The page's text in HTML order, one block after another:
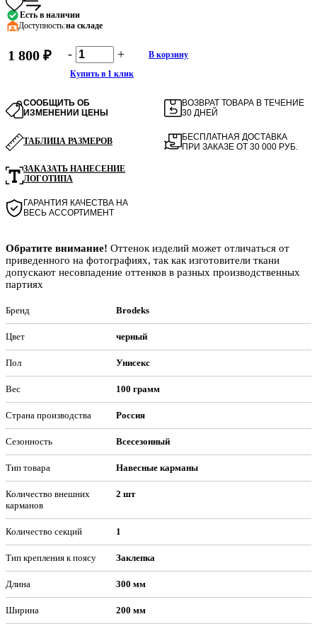
Есть в наличии
Доступность:на складе
1 800 ₽ - +
В корзину
Купить в 1 клик
СООБЩИТЬ ОБ
ИЗМЕНЕНИИ ЦЕНЫ
ВОЗВРАТ ТОВАРА В ТЕЧЕНИЕ
30 ДНЕЙ
ТАБЛИЦА РАЗМЕРОВ
ЗАКАЗАТЬ НАНЕСЕНИЕ
ЛОГОТИПА
ГАРАНТИЯ КАЧЕСТВА НА
ВЕСЬ АССОРТИМЕНТ
БЕСПЛАТНАЯ ДОСТАВКА
ПРИ ЗАКАЗЕ ОТ 30 000 РУБ.
Обратите внимание! Оттенок изделий может отличаться от
приведенного на фотографиях, так как изготовители ткани
допускают несовпадение оттенков в разных производственных
партиях
Бренд Brodeks
Цвет черный
Пол Унисекс
Вес 100 грамм
Страна производства Россия
Сезонность Всесезонный
Тип товара Навесные карманы
Количество внешних
карманов
2 шт
Количество секций 1
Тип крепления к поясу Заклепка
Длина 300 мм
Ширина 200 мм